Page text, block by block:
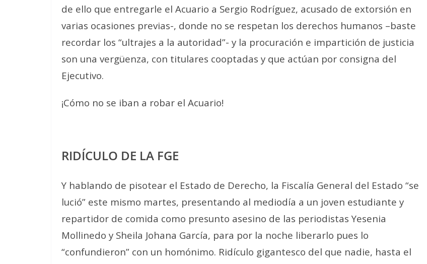
de ello que entregarle el Acuario a Sergio Rodríguez, acusado de extorsión en
varias ocasiones previas-, donde no se respetan los derechos humanos –baste
recordar los “ultrajes a la autoridad”- y la procuración e impartición de justicia
son una vergüenza, con titulares cooptadas y que actúan por consigna del
Ejecutivo.
¡Cómo no se iban a robar el Acuario!
RIDÍCULO DE LA FGE
Y hablando de pisotear el Estado de Derecho, la Fiscalía General del Estado “se
lució” este mismo martes, presentando al mediodía a un joven estudiante y
repartidor de comida como presunto asesino de las periodistas Yesenia
Mollinedo y Sheila Johana García, para por la noche liberarlo pues lo
“confundieron” con un homónimo. Ridículo gigantesco del que nadie, hasta el